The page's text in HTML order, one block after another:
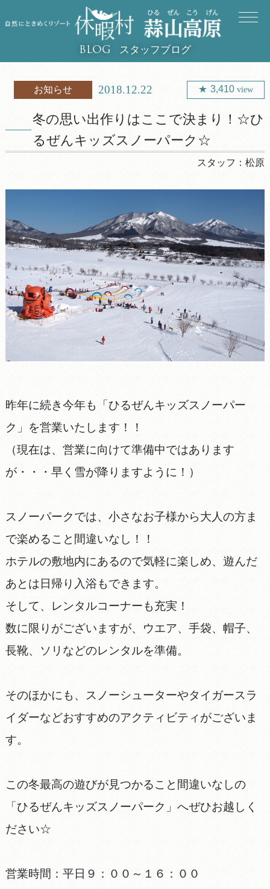
BLOG スタッフブログ
お知らせ 2018.12.22 3,410view
冬の思い出作りはここで決まり！☆ひ
るぜんキッズスノーパーク☆
スタッフ：松原
昨年に続き今年も「ひるぜんキッズスノーパー
ク」を営業いたします！！
（現在は、営業に向けて準備中ではあります
が・・・早く雪が降りますように！）
スノーパークでは、小さなお子様から大人の方ま
で楽めること間違いなし！！
ホテルの敷地内にあるので気軽に楽しめ、遊んだ
あとは日帰り入浴もできます。
そして、レンタルコーナーも充実！
数に限りがございますが、ウエア、手袋、帽子、
長靴、ソリなどのレンタルを準備。
そのほかにも、スノーシューターやタイガースラ
イダーなどおすすめのアクティビティがございま
す。
この冬最高の遊びが見つかること間違いなしの
「ひるぜんキッズスノーパーク」へぜひお越しく
ださい☆
営業時間：平日９：００～１６：００